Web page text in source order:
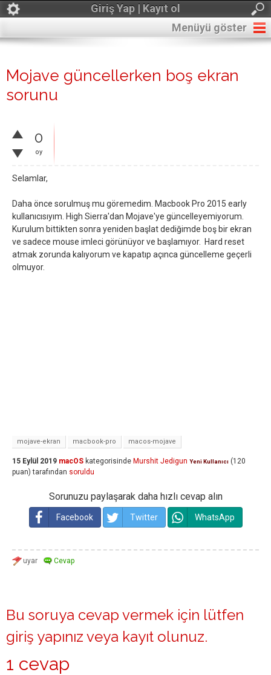
Giriş Yap | Kayıt ol
Menüyü göster
Mojave güncellerken boş ekran
sorunu
0
oy
Selamlar,
Daha önce sorulmuş mu göremedim. Macbook Pro 2015 early
kullanıcısıyım. High Sierra'dan Mojave'ye güncelleyemiyorum.
Kurulum bittikten sonra yeniden başlat dediğimde boş bir ekran
ve sadece mouse imleci görünüyor ve başlamıyor. Hard reset
atmak zorunda kalıyorum ve kapatıp açınca güncelleme geçerli
olmuyor.
mojave-ekran macbook-pro macos-mojave
15 Eylül 2019 macOS kategorisinde Murshit Jedigun Yeni Kullanıcı (120
puan) tarafından soruldu
Sorunuzu paylaşarak daha hızlı cevap alın
Facebook Twitter WhatsApp
Bu soruya cevap vermek için lütfen
giriş yapınız veya kayıt olunuz.
1 cevap